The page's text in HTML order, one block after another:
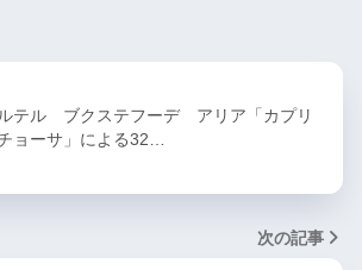
テル ブクステフーデ アリア「カプリ
ョーサ」による32…
次の記事